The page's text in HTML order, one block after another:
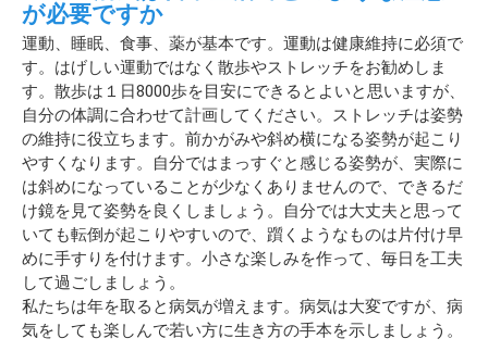
が必要ですか
運動、睡眠、食事、薬が基本です。運動は健康維持に必須で
す。はげしい運動ではなく散歩やストレッチをお勧めしま
す。散歩は１日8000歩を目安にできるとよいと思いますが、
自分の体調に合わせて計画してください。ストレッチは姿勢
の維持に役立ちます。前かがみや斜め横になる姿勢が起こり
やすくなります。自分ではまっすぐと感じる姿勢が、実際に
は斜めになっていることが少なくありませんので、できるだ
け鏡を見て姿勢を良くしましょう。自分では大丈夫と思って
いても転倒が起こりやすいので、躓くようなものは片付け早
めに手すりを付けます。小さな楽しみを作って、毎日を工夫
して過ごしましょう。
私たちは年を取ると病気が増えます。病気は大変ですが、病
気をしても楽しんで若い方に生き方の手本を示しましょう。